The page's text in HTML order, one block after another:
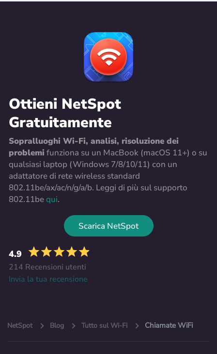
Ottieni NetSpot
Gratuitamente
Sopralluoghi Wi-Fi, analisi, risoluzione dei
problemi funziona su un MacBook (macOS 11+) o su
qualsiasi laptop (Windows 7/8/10/11) con un
adattatore di rete wireless standard
802.11be/ax/ac/n/g/a/b. Leggi di più sul supporto
802.11bequi.
Scarica NetSpot
4.9
214 Recensioni utenti
Invia la tua recensione
NetSpot Blog Tutto sul Wi-Fi Chiamate WiFi